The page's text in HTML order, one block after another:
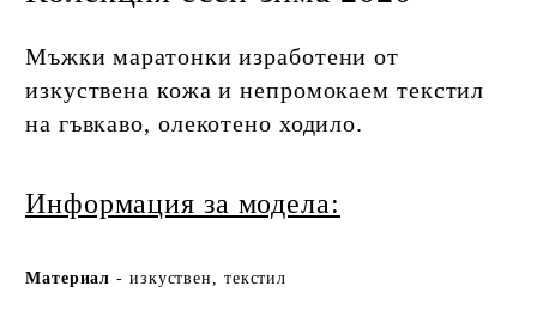
Мъжки маратонки изработени от
изкуствена кожа и непромокаем текстил
на гъвкаво, олекотено ходило.
Информация за модела:
Материал- изкуствен, текстил